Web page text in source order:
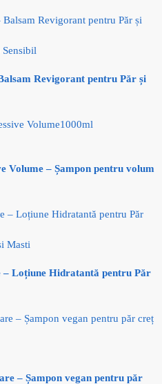
Sensibil
Revigorant pentru Păr și
Volume – Șampon pentru volum
Masti
Loțiune Hidratantă pentru Păr
– Șampon vegan pentru păr